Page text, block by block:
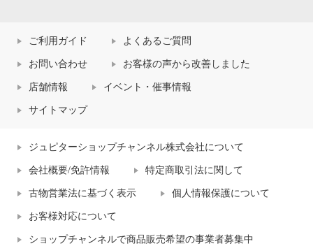
ご利用ガイド よくあるご質問
お問い合わせ お客様の声から改善しました
店舗情報 イベント・催事情報
サイトマップ
ジュピターショップチャンネル株式会社について
会社概要/免許情報 特定商取引法に関して
古物営業法に基づく表示 個人情報保護について
お客様対応について
ショップチャンネルで商品販売希望の事業者募集中